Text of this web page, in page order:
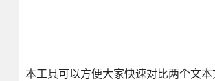
本工具可以方便大家快速对比两个文